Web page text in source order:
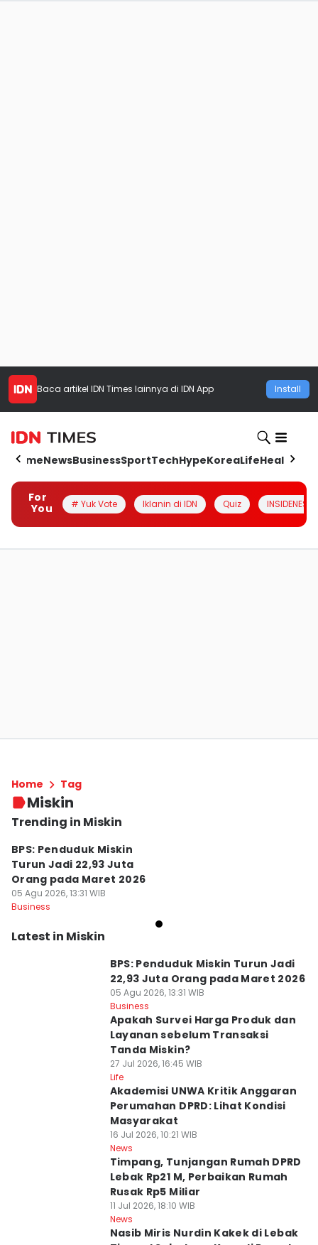
Baca artikel IDN Times lainnya di IDN App Install
HomeNewsBusinessSportTechHypeKoreaLifeHealth
For
You
# Yuk Vote Iklanin di IDN Quiz INSIDENESIA
Home Tag
Miskin
Trending in Miskin
BPS: Penduduk Miskin
Turun Jadi 22,93 Juta
Orang pada Maret 2026
05 Agu 2026, 13:31 WIB
Business
Latest in Miskin
BPS: Penduduk Miskin Turun Jadi
22,93 Juta Orang pada Maret 2026
05 Agu 2026, 13:31 WIB
Business
Apakah Survei Harga Produk dan
Layanan sebelum Transaksi
Tanda Miskin?
27 Jul 2026, 16:45 WIB
Life
Akademisi UNWA Kritik Anggaran
Perumahan DPRD: Lihat Kondisi
Masyarakat
16 Jul 2026, 10:21 WIB
News
Timpang, Tunjangan Rumah DPRD
Lebak Rp21 M, Perbaikan Rumah
Rusak Rp5 Miliar
11 Jul 2026, 18:10 WIB
News
Nasib Miris Nurdin Kakek di Lebak